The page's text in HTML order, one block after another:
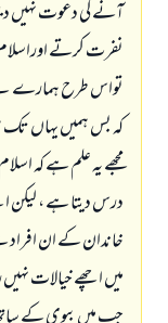
آنے کی دعوت نہیں
نفرت کرتے
تواس طرح ہمارے
کہ بس ہمیں یہاں تک
مجھے یہ علم ہے کہ
درس دیتا ہے ، لیکن
خاندان کے ان
میں اچھے خیالات